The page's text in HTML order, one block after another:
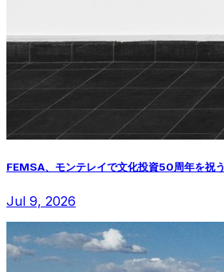
FEMSA、モンテレイで文化投資50周年を祝う
Jul 9, 2026